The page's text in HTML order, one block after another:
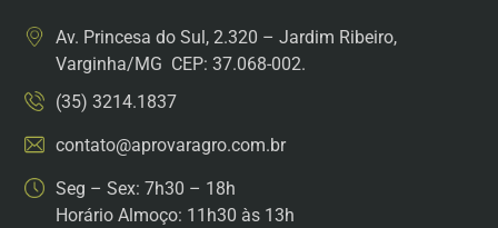
Av. Princesa do Sul, 2.320 – Jardim Ribeiro,
Varginha/MG CEP: 37.068-002.
(35) 3214.1837
contato@aprovaragro.com.br
Seg – Sex: 7h30 – 18h
Horário Almoço: 11h30 às 13h